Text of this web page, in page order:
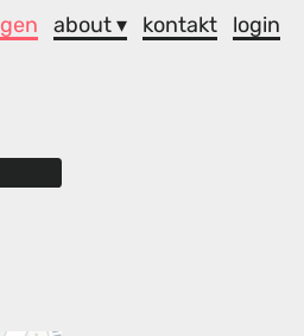
about ▾ kontakt login